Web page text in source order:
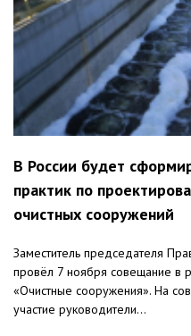
В России будет
практик по
очистных сооружений
Заместитель председателя
провёл 7 ноября совещание в
«Очистные сооружения». На
участие руководители...